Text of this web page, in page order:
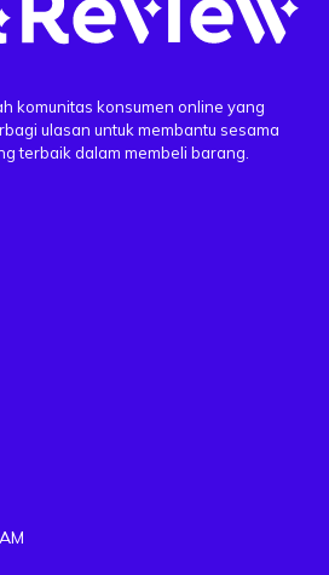
komunitas konsumen online yang
ulasan untuk membantu sesama
terbaik dalam membeli barang.